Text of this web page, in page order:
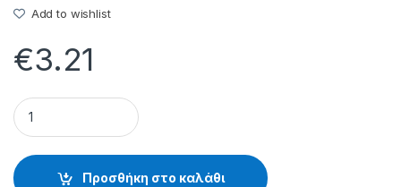
Add to wishlist
€3.21
ΑΡΜΑΤΩΣΙΕΣ ΚΑΛΑΜΙΩΝ 22-01301 - 65.61.80.301 quantity
Προσθήκη στο καλάθι